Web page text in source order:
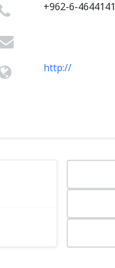
+962-6-4644141
http://